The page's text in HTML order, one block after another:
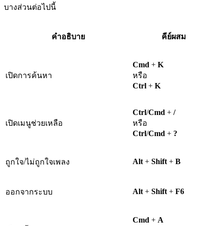
บางส่วนต่อไปนี้
คำอธิบาย คีย์ผสม
เปิดการค้นหา
Cmd + K
หรือ
Ctrl + K
เปิดเมนูช่วยเหลือ
Ctrl/Cmd + /
หรือ
Ctrl/Cmd + ?
ถูกใจ/ไม่ถูกใจเพลง Alt + Shift + B
ออกจากระบบ Alt + Shift + F6
Cmd + A